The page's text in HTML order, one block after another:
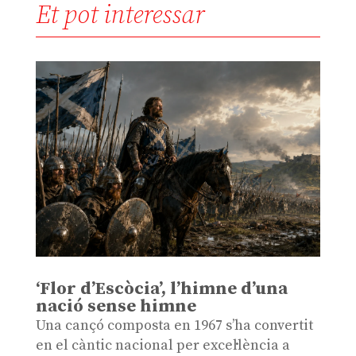
Et pot interessar
‘Flor d’Escòcia’, l’himne d’una
nació sense himne
Una cançó composta en 1967 s’ha convertit
en el càntic nacional per excel·lència a